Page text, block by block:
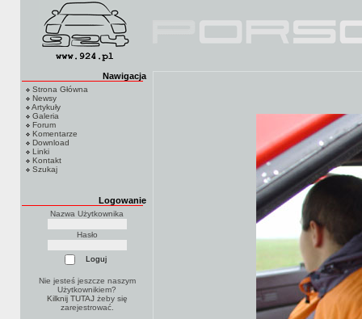
Nawigacja
Strona Główna
Newsy
Artykuły
Galeria
Forum
Komentarze
Download
Linki
Kontakt
Szukaj
Logowanie
Nazwa Użytkownika
Hasło
Nie jesteś jeszcze naszym
Użytkownikiem?
Kilknij TUTAJżeby się
zarejestrować.